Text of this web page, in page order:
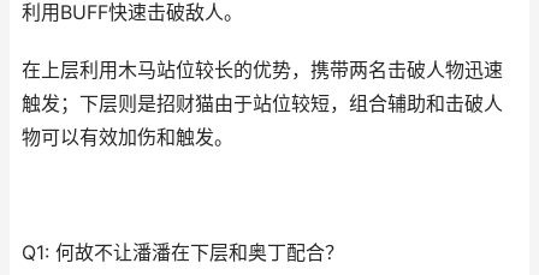
利用BUFF快速击破敌人。
在上层利用木马站位较长的优势，携带两名击破人物迅速
触发；下层则是招财猫由于站位较短，组合辅助和击破人
物可以有效加伤和触发。
Q1: 何故不让潘潘在下层和奥丁配合？